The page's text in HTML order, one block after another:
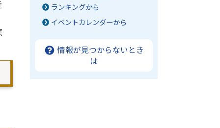
ランキングから
イベントカレンダーから
情報が見つからないとき
は